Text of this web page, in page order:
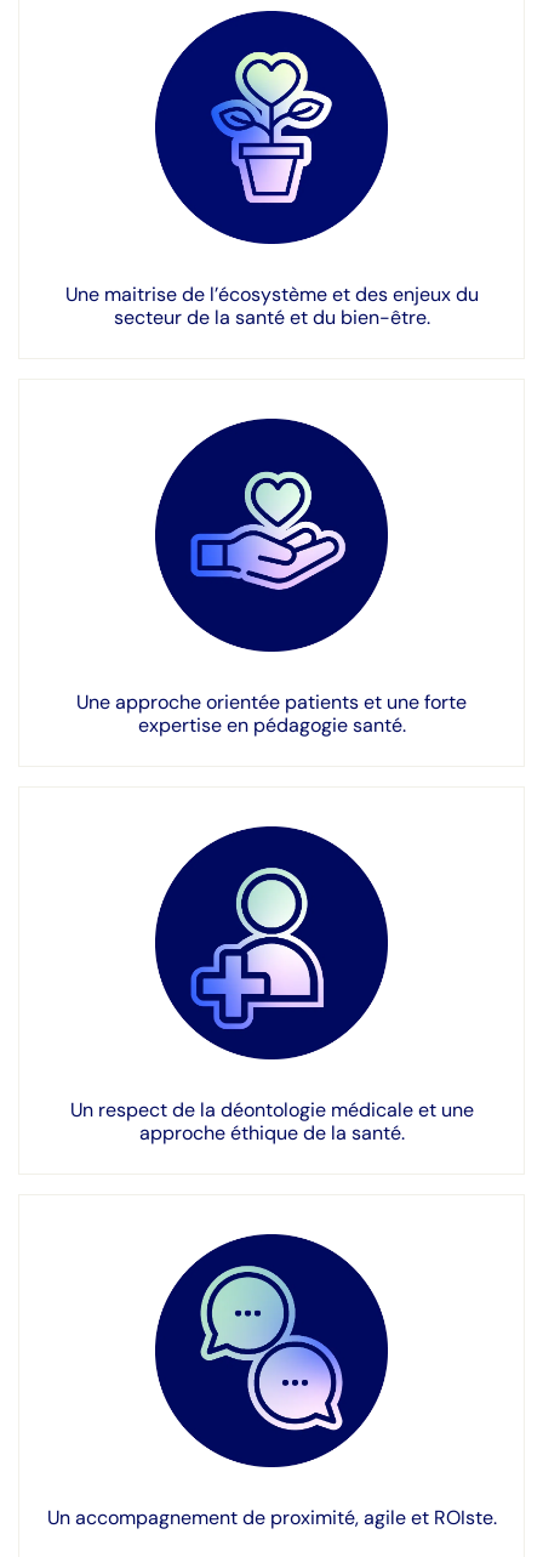
Une maitrise de l’écosystème et des enjeux du
secteur de la santé et du bien-être.
Une approche orientée patients et une forte
expertise en pédagogie santé.
Un respect de la déontologie médicale et une
approche éthique de la santé.
Un accompagnement de proximité, agile et ROIste.